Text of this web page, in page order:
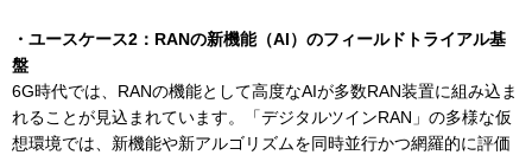
・ユースケース2：RANの新機能（AI）のフィールドトライアル基
盤
6G時代では、RANの機能として高度なAIが多数RAN装置に組み込ま
れることが見込まれています。「デジタルツインRAN」の多様な仮
想環境では、新機能や新アルゴリズムを同時並行かつ網羅的に評価